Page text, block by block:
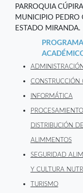
PARROQUIA
MUNICIPIO PEDRO
ESTADO MIRANDA.
ADMINISTRACIÓN
CONSTRUCCIÓN
INFORMÁTICA
DISTRIBUCIÓN DE
ALIMMENTOS
SEGURIDAD
Y CULTURA
TURISMO